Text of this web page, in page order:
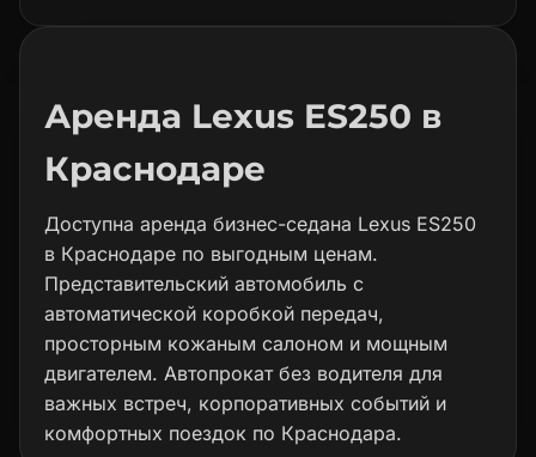
Аренда Lexus ES250 в
Краснодаре
Доступна аренда бизнес-седана Lexus ES250
в Краснодаре по выгодным ценам.
Представительский автомобиль с
автоматической коробкой передач,
просторным кожаным салоном и мощным
двигателем. Автопрокат без водителя для
важных встреч, корпоративных событий и
комфортных поездок по Краснодара.